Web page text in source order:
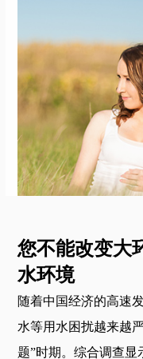
您不能改变大
水环境
随着中国经济的高速
水等用水困扰越来越
题”时期。综合调查显